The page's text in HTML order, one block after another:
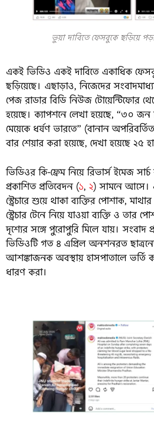
ভুয়া দাবিতে ফেসবুকে ছড়িয়ে
একই ভিডিও একই দাবিতে একাধিক
ছড়িয়েছে। এছাড়াও, নিজেদের
পেজ রাডার বিডি নিউজ টোয়েন্টিফোর
হয়েছে। ক্যাপশনে লেখা হয়েছে, “৩০ জন
মেয়েকে ধর্ষণ ভারতে” (বানান
বার শেয়ার করা হয়েছে, দেখা হয়েছে ২৫
ভিডিওর কি-ফ্রেম নিয়ে রিভার্স ইমেজ
প্রকাশিত প্রতিবেদন (১, ২) সামনে আসে।
স্ট্রেচারে শুয়ে থাকা ব্যক্তির পোশাক,
স্ট্রেচার টেনে নিয়ে যাওয়া ব্যক্তি ও তার
দৃশ্যের সঙ্গে পুরোপুরি মিলে যায়। সংবাদ
ভিডিওটি গত ৪ এপ্রিল অনশনরত
আশঙ্কাজনক অবস্থায় হাসপাতালে ভর্তি
ধারণ করা।